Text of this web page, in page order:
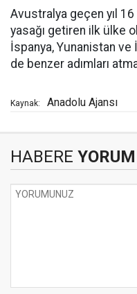
Avustralya geçen yıl
yasağı getiren ilk ülke
İspanya, Yunanistan
de benzer adımları
Kaynak: Anadolu Ajansı
HABERE